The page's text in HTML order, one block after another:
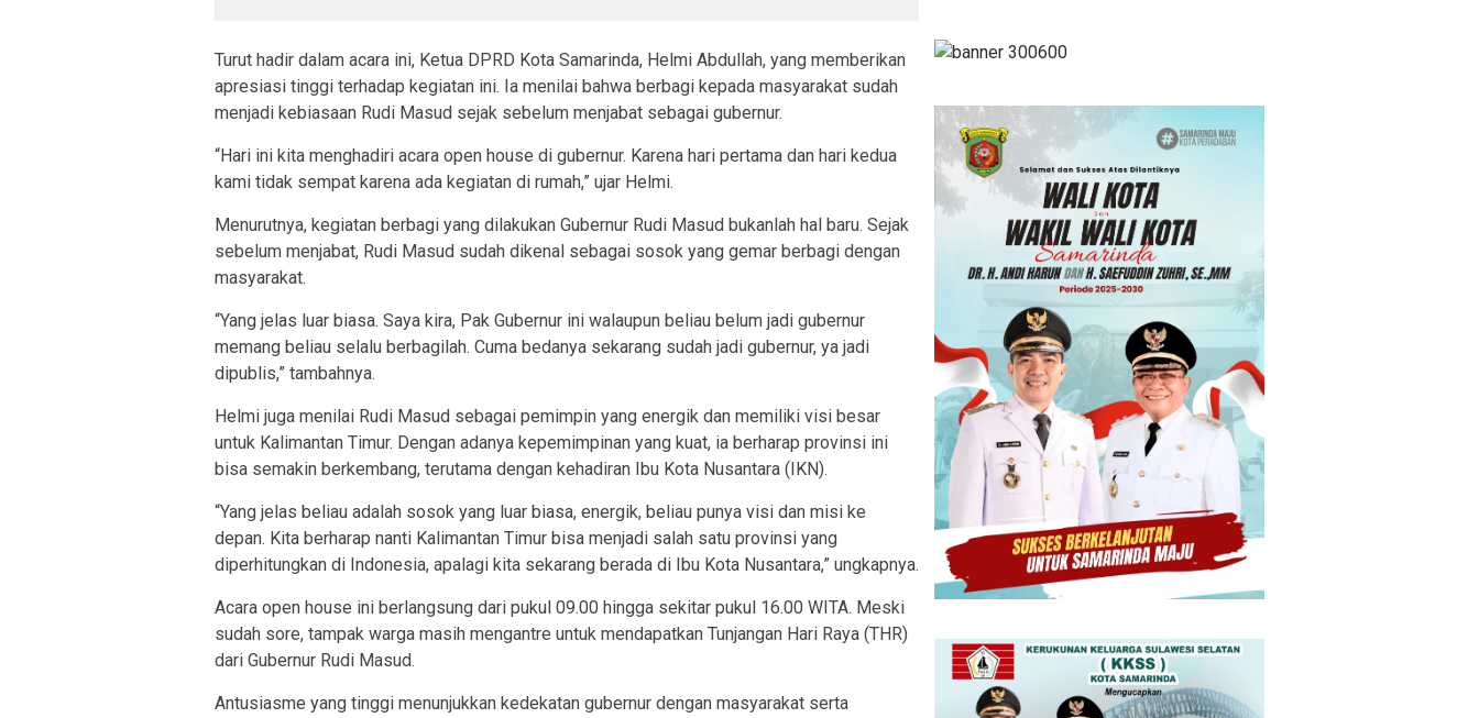
Turut hadir dalam acara ini, Ketua DPRD Kota Samarinda, Helmi Abdullah, yang memberikan
apresiasi tinggi terhadap kegiatan ini. Ia menilai bahwa berbagi kepada masyarakat sudah
menjadi kebiasaan Rudi Masud sejak sebelum menjabat sebagai gubernur.
“Hari ini kita menghadiri acara open house di gubernur. Karena hari pertama dan hari kedua
kami tidak sempat karena ada kegiatan di rumah,” ujar Helmi.
Menurutnya, kegiatan berbagi yang dilakukan Gubernur Rudi Masud bukanlah hal baru. Sejak
sebelum menjabat, Rudi Masud sudah dikenal sebagai sosok yang gemar berbagi dengan
masyarakat.
“Yang jelas luar biasa. Saya kira, Pak Gubernur ini walaupun beliau belum jadi gubernur
memang beliau selalu berbagilah. Cuma bedanya sekarang sudah jadi gubernur, ya jadi
dipublis,” tambahnya.
Helmi juga menilai Rudi Masud sebagai pemimpin yang energik dan memiliki visi besar
untuk Kalimantan Timur. Dengan adanya kepemimpinan yang kuat, ia berharap provinsi ini
bisa semakin berkembang, terutama dengan kehadiran Ibu Kota Nusantara (IKN).
“Yang jelas beliau adalah sosok yang luar biasa, energik, beliau punya visi dan misi ke
depan. Kita berharap nanti Kalimantan Timur bisa menjadi salah satu provinsi yang
diperhitungkan di Indonesia, apalagi kita sekarang berada di Ibu Kota Nusantara,” ungkapnya.
Acara open house ini berlangsung dari pukul 09.00 hingga sekitar pukul 16.00 WITA. Meski
sudah sore, tampak warga masih mengantre untuk mendapatkan Tunjangan Hari Raya (THR)
dari Gubernur Rudi Masud.
Antusiasme yang tinggi menunjukkan kedekatan gubernur dengan masyarakat serta